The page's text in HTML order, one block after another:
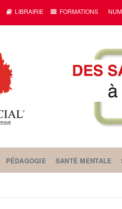
LIBRAIRIE FORMATIONS
PÉDAGOGIE SANTÉ MENTALE